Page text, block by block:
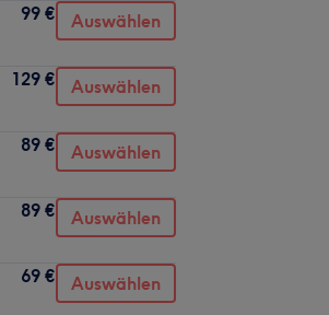
99 € Auswählen
129 € Auswählen
89 € Auswählen
89 € Auswählen
69 € Auswählen